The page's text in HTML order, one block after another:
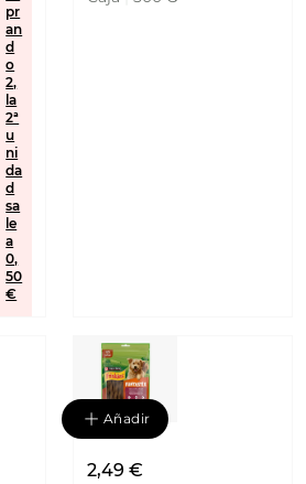
pr
an
d
o
2,
la
2ª
u
ni
da
d
sa
le
a
0,
50
€
Añadir
2,49 €